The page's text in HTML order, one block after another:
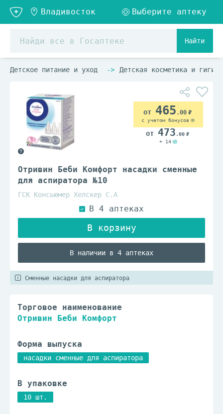
Найти
Детское питание и уход Детская косметика и
Отривин Беби Комфорт насадки сменные
для аспиратора №10
ГСК Консьюмер Хелскер С.А
В наличии в 4 аптеках
465 .00
с учетом бонусов
473 .00
+ 14
Сменные насадки для аспиратора
Торговое наименование
Отривин Беби Комфорт
Форма выпуска
насадки сменные для аспиратора
В упаковке
10 шт.